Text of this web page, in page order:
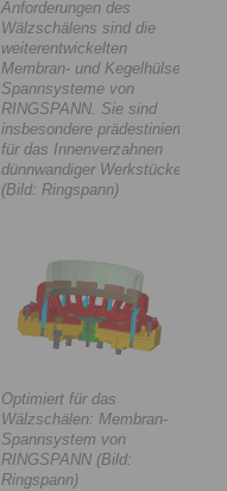
Anforderungen des
Wälzschälens sind die
weiterentwickelten
Membran- und Kegelhülsen-
Spannsysteme von
RINGSPANN. Sie sind
insbesondere prädestiniert
für das Innenverzahnen
dünnwandiger Werkstücke.
(Bild: Ringspann)
Optimiert für das
Wälzschälen: Membran-
Spannsystem von
RINGSPANN (Bild:
Ringspann)